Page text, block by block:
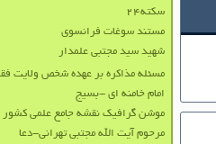
سکته۲۴
مستند سوغات فرانسوی
شهید سید مجتبی علمدار
مسئله مذاکره بر عهده شخص ولایت
امام خامنه ای -بسیج
موشن گرافیک نقشه جامع علمی کشور
مرحوم آیت الله مجتبی تهرانی-دعا